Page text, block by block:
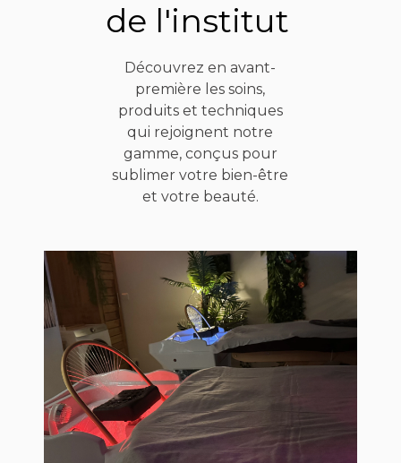
de l'institut
Découvrez en avant-
première les soins,
produits et techniques
qui rejoignent notre
gamme, conçus pour
sublimer votre bien-être
et votre beauté.